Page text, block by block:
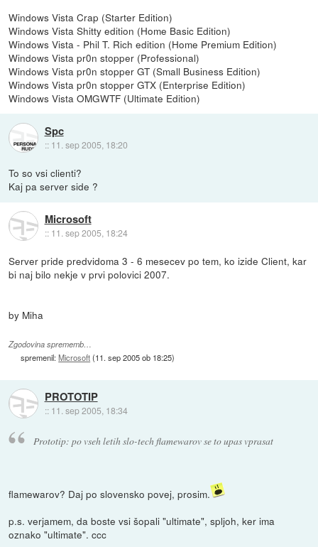
Windows Vista Crap (Starter Edition)
Windows Vista Shitty edition (Home Basic Edition)
Windows Vista - Phil T. Rich edition (Home Premium Edition)
Windows Vista pr0n stopper (Professional)
Windows Vista pr0n stopper GT (Small Business Edition)
Windows Vista pr0n stopper GTX (Enterprise Edition)
Windows Vista OMGWTF (Ultimate Edition)
Spc
:: 11. sep 2005, 18:20
To so vsi clienti?
Kaj pa server side ?
Microsoft
:: 11. sep 2005, 18:24
Server pride predvidoma 3 - 6 mesecev po tem, ko izide Client, kar
bi naj bilo nekje v prvi polovici 2007.
by Miha
Zgodovina sprememb…
spremenil:Microsoft(11. sep 2005 ob 18:25)
PROTOTIP
:: 11. sep 2005, 18:34
Prototip: po vseh letih slo-tech flamewarov se to upas vprasat
flamewarov? Daj po slovensko povej, prosim.
p.s. verjamem, da boste vsi šopali "ultimate", spljoh, ker ima
oznako "ultimate". ccc